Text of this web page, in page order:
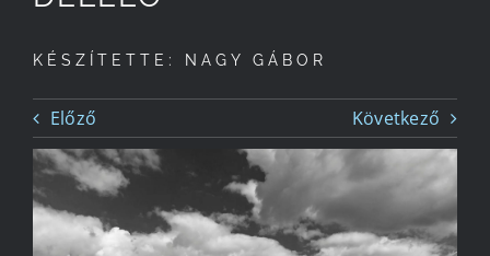
Tagjaink
Csatlakozz!
Történetünk
KÉSZÍTETTE: NAGY GÁBOR
Előző Következő